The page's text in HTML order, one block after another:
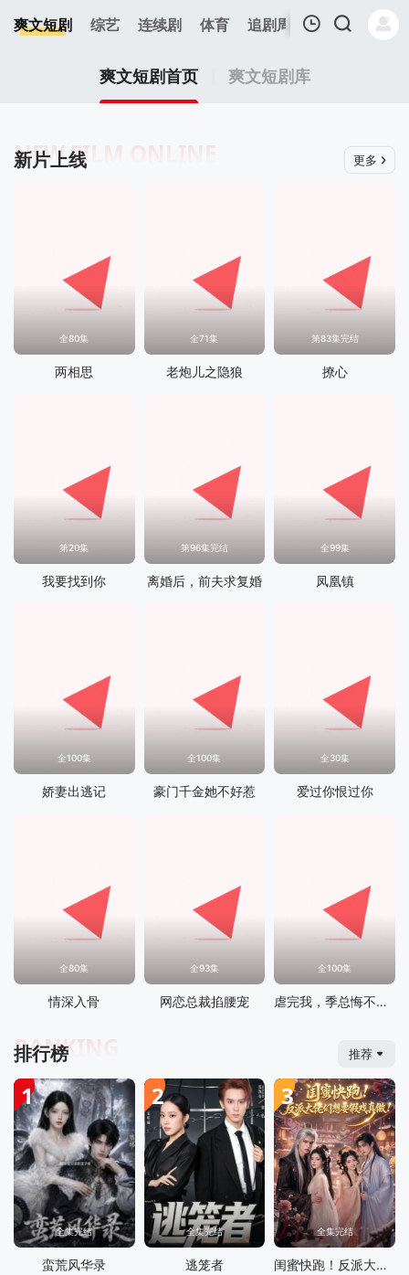
爽文短剧 综艺 连续剧 体育 追剧周表 今日更新
我的观影记录
爽文短剧首页 爽文短剧库
新片上线
NEW FILM ONLINE 更多
全80集
两相思
全71集
老炮儿之隐狼
第83集完结
撩心
第20集
我要找到你
第96集完结
离婚后，前夫求复婚
全99集
凤凰镇
全100集
娇妻出逃记
全100集
豪门千金她不好惹
全30集
爱过你恨过你
全80集
情深入骨
全93集
网恋总裁掐腰宠
全100集
虐完我，季总悔不当初
排行榜
RANKING 推荐
1
全集完结
蛮荒风华录
2
全集完结
逃笼者
3
全集完结
闺蜜快跑！反派大佬们想要假戏真做！